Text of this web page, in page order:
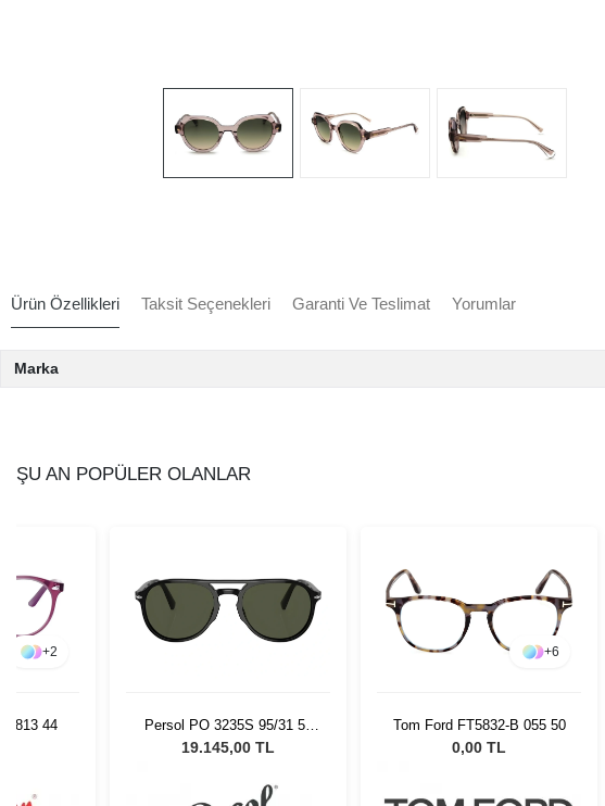
Ürün Özellikleri Taksit Seçenekleri Garanti Ve Teslimat Yorumlar
Marka
ŞU AN POPÜLER OLANLAR
+2
3813 44
Persol PO 3235S 95/31 55
Unisex Güneş Gözlüğü
19.145,00 TL
+6
Tom Ford FT5832-B 055 50
0,00 TL